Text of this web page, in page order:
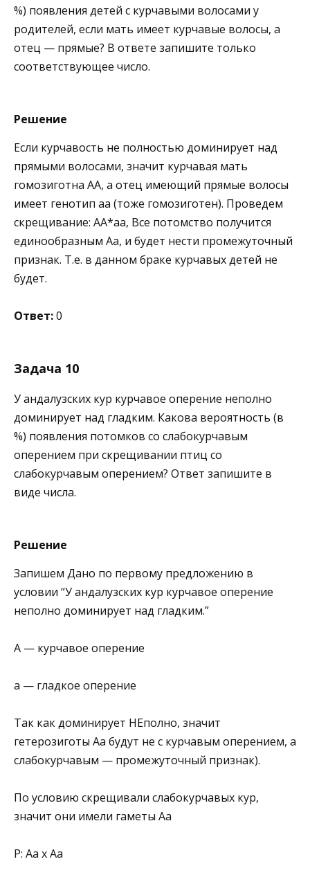
%) появления детей с курчавыми волосами у
родителей, если мать имеет курчавые волосы, а
отец — прямые? В ответе запишите только
соответствующее число.
Решение
Если курчавость не полностью доминирует над
прямыми волосами, значит курчавая мать
гомозиготна АА, а отец имеющий прямые волосы
имеет генотип аа (тоже гомозиготен). Проведем
скрещивание: АА*аа, Все потомство получится
единообразным Аа, и будет нести промежуточный
признак. Т.е. в данном браке курчавых детей не
будет.
Ответ:0
Задача 10
У андалузских кур курчавое оперение неполно
доминирует над гладким. Какова вероятность (в
%) появления потомков со слабокурчавым
оперением при скрещивании птиц со
слабокурчавым оперением? Ответ запишите в
виде числа.
Решение
Запишем Дано по первому предложению в
условии “У андалузских кур курчавое оперение
неполно доминирует над гладким.”
А — курчавое оперение
а — гладкое оперение
Так как доминирует НЕполно, значит
гетерозиготы Аа будут не с курчавым оперением, а
слабокурчавым — промежуточный признак).
По условию скрещивали слабокурчавых кур,
значит они имели гаметы Аа
Р: Аа х Аа